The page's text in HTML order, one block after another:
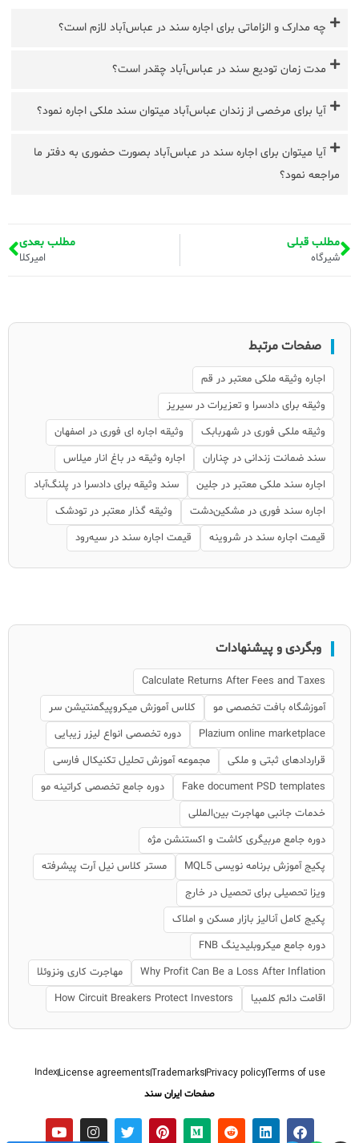
چه مدارک و الزاماتی برای اجاره سند در عباس‌آباد لازم است؟
مدت زمان تودیع سند در عباس‌آباد چقدر است؟
آیا برای مرخصی از زندان عباس‌آباد میتوان سند ملکی اجاره نمود؟
آیا میتوان برای اجاره سند در عباس‌آباد بصورت حضوری به دفتر ما
مراجعه نمود؟
مطلب قبلی
شیرگاه
مطلب بعدی
امیرکلا
صفحات مرتبط
اجاره وثیقه ملکی معتبر در قم
وثیقه برای دادسرا و تعزیرات در سیریز
وثیقه ملکی فوری در شهربابک
وثیقه اجاره ای فوری در اصفهان
سند ضمانت زندانی در چناران
اجاره وثیقه در باغ انار میلاس
اجاره سند ملکی معتبر در جلین
سند وثیقه برای دادسرا در پلنگ‌آباد
اجاره سند فوری در مشکین‌دشت
وثیقه گذار معتبر در تودشک
قیمت اجاره سند در شروینه
قیمت اجاره سند در سیه‌رود
وبگردی و پیشنهادات
Calculate Returns After Fees and Taxes
آموزشگاه بافت تخصصی مو
کلاس آموزش میکروپیگمنتیشن سر
Plazium online marketplace
دوره تخصصی انواع لیزر زیبایی
قراردادهای ثبتی و ملکی
مجموعه آموزش تحلیل تکنیکال فارسی
Fake document PSD templates
دوره جامع تخصصی کراتینه مو
خدمات جانبی مهاجرت بین‌المللی
دوره جامع مربیگری کاشت و اکستنشن مژه
پکیج آموزش برنامه نویسی MQL5
مستر کلاس نیل آرت پیشرفته
ویزا تحصیلی برای تحصیل در خارج
پکیج کامل آنالیز بازار مسکن و املاک
دوره جامع میکروبلیدینگ FNB
Why Profit Can Be a Loss After Inflation
مهاجرت کاری ونزوئلا
اقامت دائم کلمبیا
How Circuit Breakers Protect Investors
Terms of use
Privacy policy
Trademarks
License agreements
Index
صفحات ایران سند